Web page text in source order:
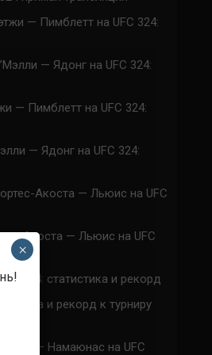
— Пимблетт на UFC 324:
— Ядонг на UFC 324:
— Пимблетт на UFC 324:
— Ядонг на UFC 324:
Акоста — Льюис на UFC
Акоста — Льюис на UFC
324: статистика и рекорд
и рекорд к турниру
— Намаюнас на UFC
×